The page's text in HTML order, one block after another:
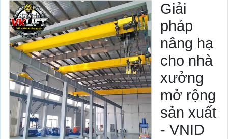
Giải
pháp
nâng hạ
cho nhà
xưởng
mở rộng
sản xuất
- VNID